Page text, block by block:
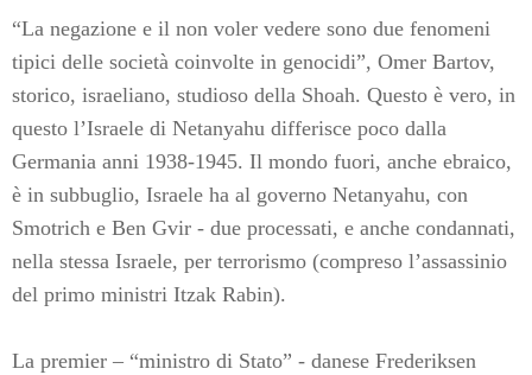
“La negazione e il non voler vedere sono due fenomeni
tipici delle società coinvolte in genocidi”, Omer Bartov,
storico, israeliano, studioso della Shoah. Questo è vero, in
questo l’Israele di Netanyahu differisce poco dalla
Germania anni 1938-1945. Il mondo fuori, anche ebraico,
è in subbuglio, Israele ha al governo Netanyahu, con
Smotrich e Ben Gvir - due processati, e anche condannati,
nella stessa Israele, per terrorismo (compreso l’assassinio
del primo ministri Itzak Rabin).
La premier – “ministro di Stato” - danese Frederiksen